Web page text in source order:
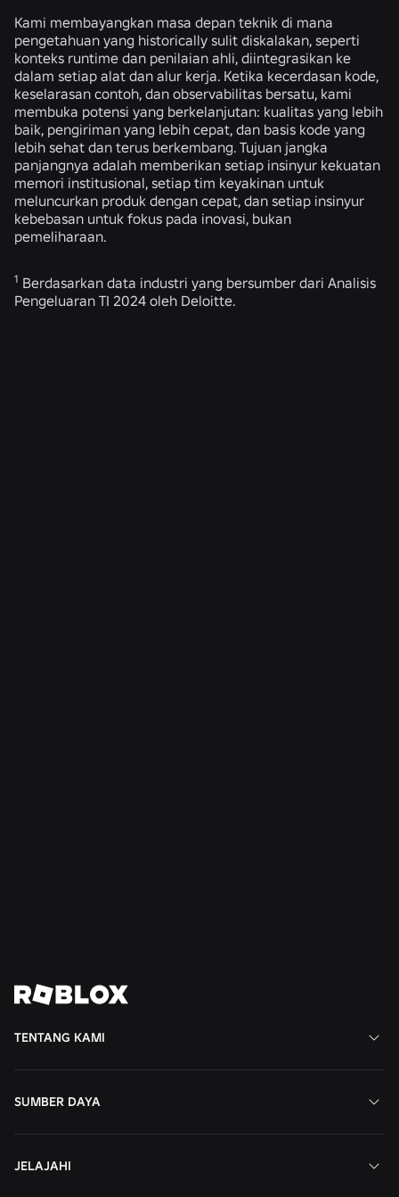
Kami membayangkan masa depan teknik di mana
pengetahuan yang historically sulit diskalakan, seperti
konteks runtime dan penilaian ahli, diintegrasikan ke
dalam setiap alat dan alur kerja. Ketika kecerdasan kode,
keselarasan contoh, dan observabilitas bersatu, kami
membuka potensi yang berkelanjutan: kualitas yang lebih
baik, pengiriman yang lebih cepat, dan basis kode yang
lebih sehat dan terus berkembang. Tujuan jangka
panjangnya adalah memberikan setiap insinyur kekuatan
memori institusional, setiap tim keyakinan untuk
meluncurkan produk dengan cepat, dan setiap insinyur
kebebasan untuk fokus pada inovasi, bukan
pemeliharaan.
1 Berdasarkan data industri yang bersumber dari Analisis
Pengeluaran TI 2024 oleh Deloitte.
Tampilkan Semua Berita
TENTANG KAMI
SUMBER DAYA
JELAJAHI